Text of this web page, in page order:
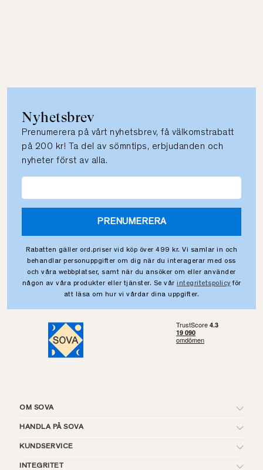
Nyhetsbrev
Prenumerera på vårt nyhetsbrev, få välkomstrabatt
på 200 kr! Ta del av sömntips, erbjudanden och
nyheter först av alla.
PRENUMERERA
Rabatten gäller ord.priser vid köp över 499 kr. Vi samlar in och
behandlar personuppgifter om dig när du interagerar med oss
och våra webbplatser, samt när du ansöker om eller använder
någon av våra produkter eller tjänster. Se vår integritetspolicy för
att läsa om hur vi vårdar dina uppgifter.
OM SOVA
HANDLA PÅ SOVA
KUNDSERVICE
INTEGRITET